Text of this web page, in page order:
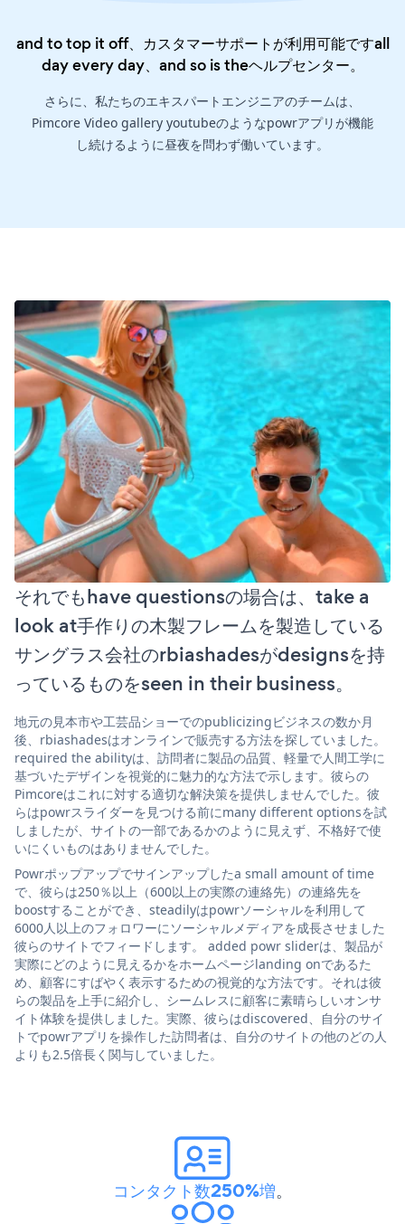
and to top it off、カスタマーサポートが利用可能ですall
day every day、and so is theヘルプセンター。
さらに、私たちのエキスパートエンジニアのチームは、
Pimcore Video gallery youtubeのようなpowrアプリが機能
し続けるように昼夜を問わず働いています。
それでもhave questionsの場合は、take a
look at手作りの木製フレームを製造している
サングラス会社のrbiashadesがdesignsを持
っているものをseen in their business。
地元の見本市や工芸品ショーでのpublicizingビジネスの数か月
後、rbiashadesはオンラインで販売する方法を探していました。
required the abilityは、訪問者に製品の品質、軽量で人間工学に
基づいたデザインを視覚的に魅力的な方法で示します。彼らの
Pimcoreはこれに対する適切な解決策を提供しませんでした。彼
らはpowrスライダーを見つける前にmany different optionsを試
しましたが、サイトの一部であるかのように見えず、不格好で使
いにくいものはありませんでした。
Powrポップアップでサインアップしたa small amount of time
で、彼らは250％以上（600以上の実際の連絡先）の連絡先を
boostすることができ、steadilyはpowrソーシャルを利用して
6000人以上のフォロワーにソーシャルメディアを成長させました
彼らのサイトでフィードします。 added powr sliderは、製品が
実際にどのように見えるかをホームページlanding onであるた
め、顧客にすばやく表示するための視覚的な方法です。それは彼
らの製品を上手に紹介し、シームレスに顧客に素晴らしいオンサ
イト体験を提供しました。実際、彼らはdiscovered、自分のサイ
トでpowrアプリを操作した訪問者は、自分のサイトの他のどの人
よりも2.5倍長く関与していました。
コンタクト数250%増。